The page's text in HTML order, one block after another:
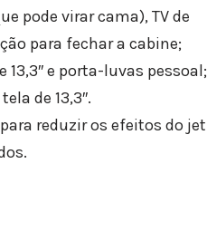
pode virar cama), TV de
para fechar a cabine;
e porta-luvas pessoal;
de 13,3″.
reduzir os efeitos do jet